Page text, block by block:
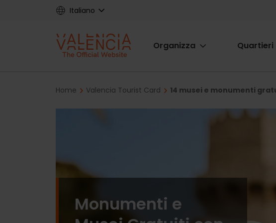
Italiano
Main
Organizza Quartieri
Breadcrumb
Home Valencia Tourist Card 14 musei e monumenti
Monumenti e